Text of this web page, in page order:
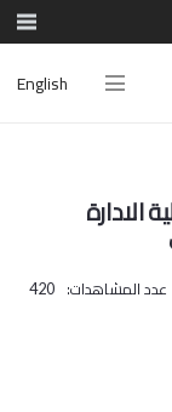
English
الادارة
عدد المشاهدات: 420